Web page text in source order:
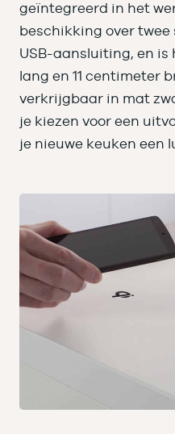
geïntegreerd in het
beschikking over
USB-aansluiting, en is
lang en 11 centimeter
verkrijgbaar in mat
je kiezen voor een
je nieuwe keuken een